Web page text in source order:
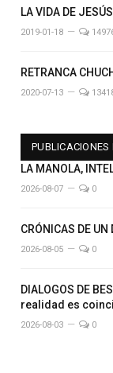
LA VIDA DE
2019-01-18
RETRANCA
2020-07-13
PUBLICACIONES
LA MANOLA,
2026-08-07 0
CRÓNICAS DE UN
2026-08-05 0
DIALOGOS DE
realidad es
2026-08-03 0